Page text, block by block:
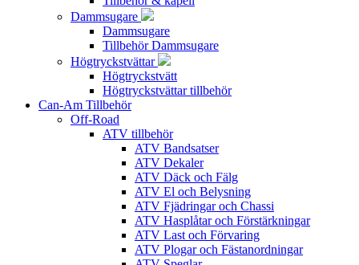
Dammsugare
Dammsugare
Tillbehör Dammsugare
Högtryckstvättar
Högtryckstvätt
Högtryckstvättar tillbehör
Can-Am Tillbehör
Off-Road
ATV tillbehör
ATV Bandsatser
ATV Dekaler
ATV Däck och Fälg
ATV El och Belysning
ATV Fjädringar och Chassi
ATV Hasplåtar och Förstärkningar
ATV Last och Förvaring
ATV Plogar och Fästanordningar